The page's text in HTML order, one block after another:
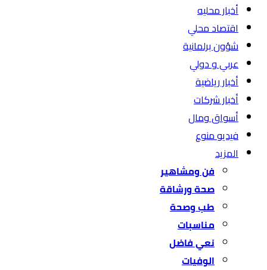
أخبار محليه
اقتصاد محلي
شؤون برلمانية
عربي و دولي
أخبار رياضية
أخبار شركات
أسواق ومال
فيديو منوع
المزيد
فن ومشاهير
صحة ورشاقة
طب وصحة
مناسبات
نعي فاضل
الوفيات